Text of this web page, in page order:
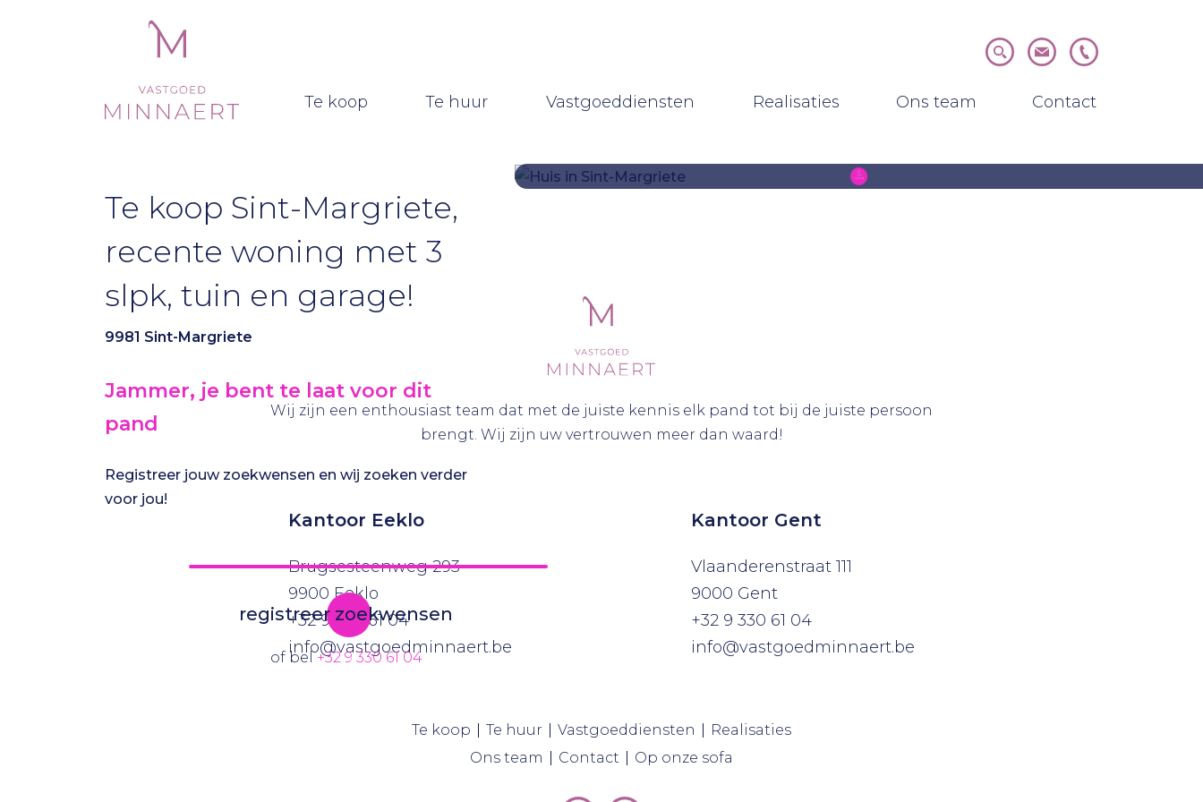
Te koop (Te koop)Te huur(Te huur)Vastgoeddiensten (Vastgoeddiensten)
Realisaties (Realisaties)Ons team (Ons team)
Contact(Contact)
Te koop Sint-Margriete,
recente woning met 3
slpk, tuin en garage!
9981 Sint-Margriete
Jammer, je bent te laat voor dit
pand
Registreer jouw zoekwensen en wij zoeken verder
voor jou!
registreer zoekwensen
of bel+32 9 330 61 04
Wij zijn een enthousiast team dat met de juiste kennis elk pand tot bij de juiste persoon
brengt. Wij zijn uw vertrouwen meer dan waard!
Kantoor Eeklo
Brugsesteenweg 293
9900 Eeklo
+32 9 330 61 04
info@vastgoedminnaert.be
Kantoor Gent
Vlaanderenstraat 111
9000 Gent
+32 9 330 61 04
info@vastgoedminnaert.be
Te koop (Te koop)
Te huur (Te huur)
Vastgoeddiensten (Vastgoeddiensten)
Realisaties(Realisaties)
Ons team (Ons team)
Contact (Contact)
Op onze sofa